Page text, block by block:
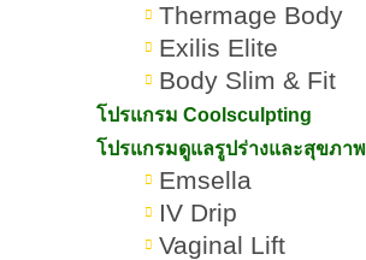
Thermage Body
Exilis Elite
Body Slim & Fit
โปรแกรม Coolsculpting
โปรแกรมดูแลรูปร่างและสุขภาพ
Emsella
IV Drip
Vaginal Lift
คอลลาเจน